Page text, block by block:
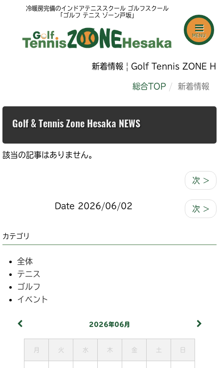
冷暖房完備のインドアテニススクール ゴルフスクール
「ゴルフ テニス ゾーン戸坂」
新着情報 | Golf Tennis ZONE
総合TOP 新着情報
Golf & Tennis Zone Hesaka NEWS
該当の記事はありません。
次 >
次 >
Date 2026/06/02
カテゴリ
全体
テニス
ゴルフ
イベント
2026年06月
月 火 水 木 金 土 日
MENU